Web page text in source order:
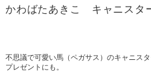
かわばたあきこ キャニスタ
不思議で可愛い馬（ペガサス）のキャニス
プレゼントにも。